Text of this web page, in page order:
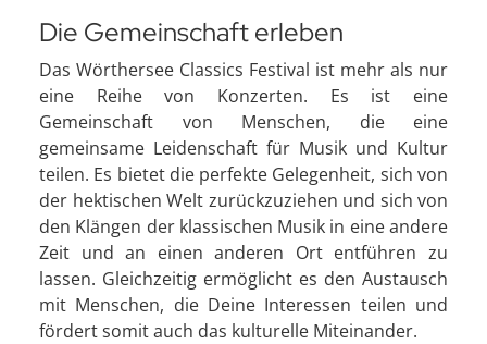
Die Gemeinschaft erleben
Das Wörthersee Classics Festival ist mehr als nur
eine Reihe von Konzerten. Es ist eine
Gemeinschaft von Menschen, die eine
gemeinsame Leidenschaft für Musik und Kultur
teilen. Es bietet die perfekte Gelegenheit, sich von
der hektischen Welt zurückzuziehen und sich von
den Klängen der klassischen Musik in eine andere
Zeit und an einen anderen Ort entführen zu
lassen. Gleichzeitig ermöglicht es den Austausch
mit Menschen, die Deine Interessen teilen und
fördert somit auch das kulturelle Miteinander.